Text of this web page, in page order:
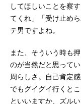
してほしいことを察
てくれ」「受け止め
テ男ですよね。
また、そういう時も
のが当然だと思って
周らしさ。自己肯定
でもグイグイ行くと
といいますか、ズルい